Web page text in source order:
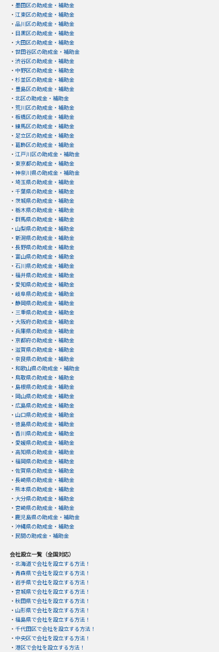
・ 墨田区の助成金・補助金
・ 江東区の助成金・補助金
・ 品川区の助成金・補助金
・ 目黒区の助成金・補助金
・ 大田区の助成金・補助金
・ 世田谷区の助成金・補助金
・ 渋谷区の助成金・補助金
・ 中野区の助成金・補助金
・ 杉並区の助成金・補助金
・ 豊島区の助成金・補助金
・ 北区の助成金・補助金
・ 荒川区の助成金・補助金
・ 板橋区の助成金・補助金
・ 練馬区の助成金・補助金
・ 足立区の助成金・補助金
・ 葛飾区の助成金・補助金
・ 江戸川区の助成金・補助金
・ 東京都の助成金・補助金
・ 神奈川県の助成金・補助金
・ 埼玉県の助成金・補助金
・ 千葉県の助成金・補助金
・ 茨城県の助成金・補助金
・ 栃木県の助成金・補助金
・ 群馬県の助成金・補助金
・ 山梨県の助成金・補助金
・ 新潟県の助成金・補助金
・ 長野県の助成金・補助金
・ 富山県の助成金・補助金
・ 石川県の助成金・補助金
・ 福井県の助成金・補助金
・ 愛知県の助成金・補助金
・ 岐阜県の助成金・補助金
・ 静岡県の助成金・補助金
・ 三重県の助成金・補助金
・ 大阪府の助成金・補助金
・ 兵庫県の助成金・補助金
・ 京都府の助成金・補助金
・ 滋賀県の助成金・補助金
・ 奈良県の助成金・補助金
・ 和歌山県の助成金・補助金
・ 鳥取県の助成金・補助金
・ 島根県の助成金・補助金
・ 岡山県の助成金・補助金
・ 広島県の助成金・補助金
・ 山口県の助成金・補助金
・ 徳島県の助成金・補助金
・ 香川県の助成金・補助金
・ 愛媛県の助成金・補助金
・ 高知県の助成金・補助金
・ 福岡県の助成金・補助金
・ 佐賀県の助成金・補助金
・ 長崎県の助成金・補助金
・ 熊本県の助成金・補助金
・ 大分県の助成金・補助金
・ 宮崎県の助成金・補助金
・ 鹿児島県の助成金・補助金
・ 沖縄県の助成金・補助金
・ 民間の助成金・補助金
会社設立一覧（全国対応）
・ 北海道で会社を設立する方法！
・ 青森県で会社を設立する方法！
・ 岩手県で会社を設立する方法！
・ 宮城県で会社を設立する方法！
・ 秋田県で会社を設立する方法！
・ 山形県で会社を設立する方法！
・ 福島県で会社を設立する方法！
・ 千代田区で会社を設立する方法！
・ 中央区で会社を設立する方法！
・ 港区で会社を設立する方法！